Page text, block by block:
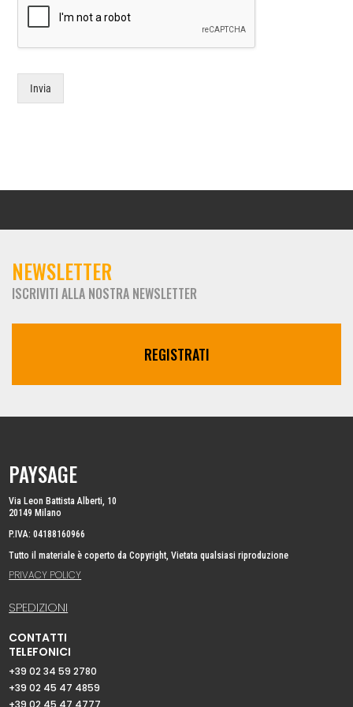
Invia
NEWSLETTER
ISCRIVITI ALLA NOSTRA NEWSLETTER
REGISTRATI
PAYSAGE
Via Leon Battista Alberti, 10
20149 Milano
P.IVA: 04188160966
Tutto il materiale è coperto da Copyright, Vietata qualsiasi riproduzione
PRIVACY POLICY
SPEDIZIONI
CONTATTI
TELEFONICI
+39 02 34 59 2780
+39 02 45 47 4859
+39 02 45 47 4777